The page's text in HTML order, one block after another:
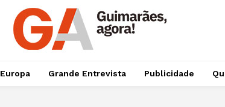
Europa Grande Entrevista Publicidade